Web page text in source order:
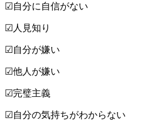
☑︎自分に自信がない
☑︎人見知り
☑︎自分が嫌い
☑︎他人が嫌い
☑︎完璧主義
☑︎自分の気持ちがわからない